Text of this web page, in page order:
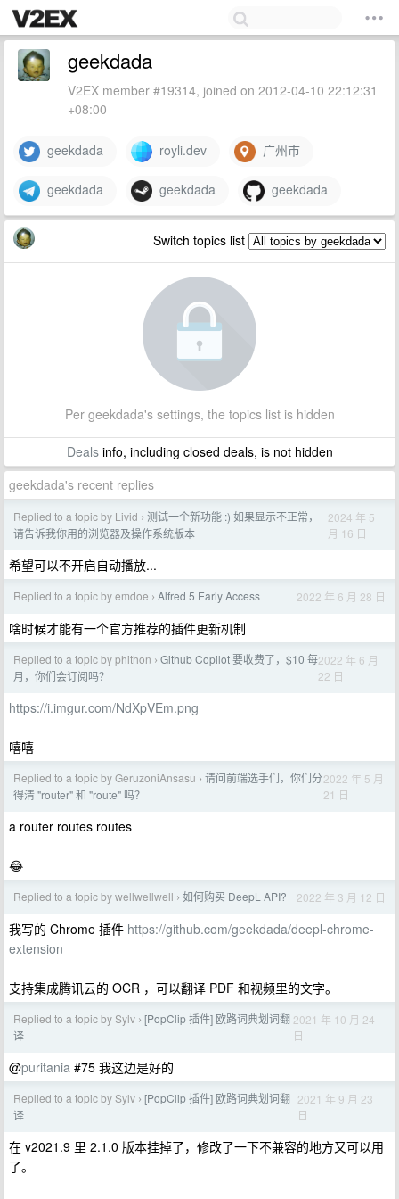
geekdada
V2EX member #19314, joined on 2012-04-10 22:12:31
+08:00
geekdada royli.dev 广州市
geekdada geekdada geekdada
Switch topics list
Per geekdada's settings, the topics list is hidden
Dealsinfo, including closed deals, is not hidden
geekdada's recent replies
Replied to a topic by Livid › 测试一个新功能 :) 如果显示不正常，
请告诉我你用的浏览器及操作系统版本
2024 年 5
月 16 日
希望可以不开启自动播放...
Replied to a topic by emdoe › Alfred 5 Early Access 2022 年 6 月 28 日
啥时候才能有一个官方推荐的插件更新机制
Replied to a topic by phithon › Github Copilot 要收费了，$10 每
月，你们会订阅吗？
2022 年 6 月
22 日
https://i.imgur.com/NdXpVEm.png
嘻嘻
Replied to a topic by GeruzoniAnsasu › 请问前端选手们，你们分
得清 "router" 和 "route" 吗？
2022 年 5 月
21 日
a router routes routes
😂
Replied to a topic by wellwellwell › 如何购买 DeepL API? 2022 年 3 月 12 日
我写的 Chrome 插件 https://github.com/geekdada/deepl-chrome-
extension
支持集成腾讯云的 OCR ，可以翻译 PDF 和视频里的文字。
Replied to a topic by Sylv › [PopClip 插件] 欧路词典划词翻
译
2021 年 10 月 24
日
@puritania #75 我这边是好的
Replied to a topic by Sylv › [PopClip 插件] 欧路词典划词翻
译
2021 年 9 月 23
日
在 v2021.9 里 2.1.0 版本挂掉了，修改了一下不兼容的地方又可以用
了。